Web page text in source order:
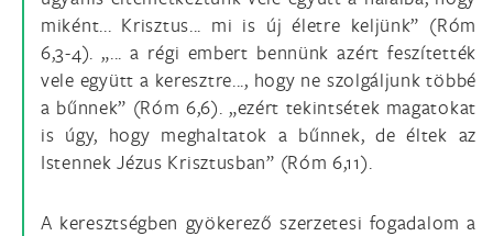
miként... Krisztus... mi is új életre keljünk” (Róm
6,3-4). „... a régi embert bennünk azért feszítették
vele együtt a keresztre..., hogy ne szolgáljunk többé
a bűnnek” (Róm 6,6). „ezért tekintsétek magatokat
is úgy, hogy meghaltatok a bűnnek, de éltek az
Istennek Jézus Krisztusban” (Róm 6,11).
A keresztségben gyökerező szerzetesi fogadalom a